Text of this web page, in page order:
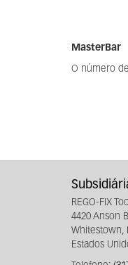
MasterBar
O número
REGO-FIX
4420 Anson
Whitestown,
Estados